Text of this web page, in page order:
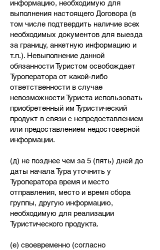
информацию, необходимую для
выполнения настоящего Договора (в
том числе подтвердить наличие всех
необходимых документов для выезда
за границу, анкетную информацию и
т.п.). Невыполнение данной
обязанности Туристом освобождает
Туроператора от какой-либо
ответственности в случае
невозможности Туриста использовать
приобретенный им Туристический
продукт в связи с непредоставлением
или предоставлением недостоверной
информации.
(д) не позднее чем за 5 (пять) дней до
даты начала Тура уточнить у
Туроператора время и место
отправления, место и время сбора
группы, другую информацию,
необходимую для реализации
Туристического продукта.
(е) своевременно (согласно